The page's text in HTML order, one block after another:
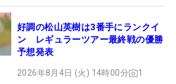
好調の松山英樹は3番手にランクイ
ン レギュラーツアー最終戦の優勝
予想発表
2026年8月4日 (火) 14時00分 1